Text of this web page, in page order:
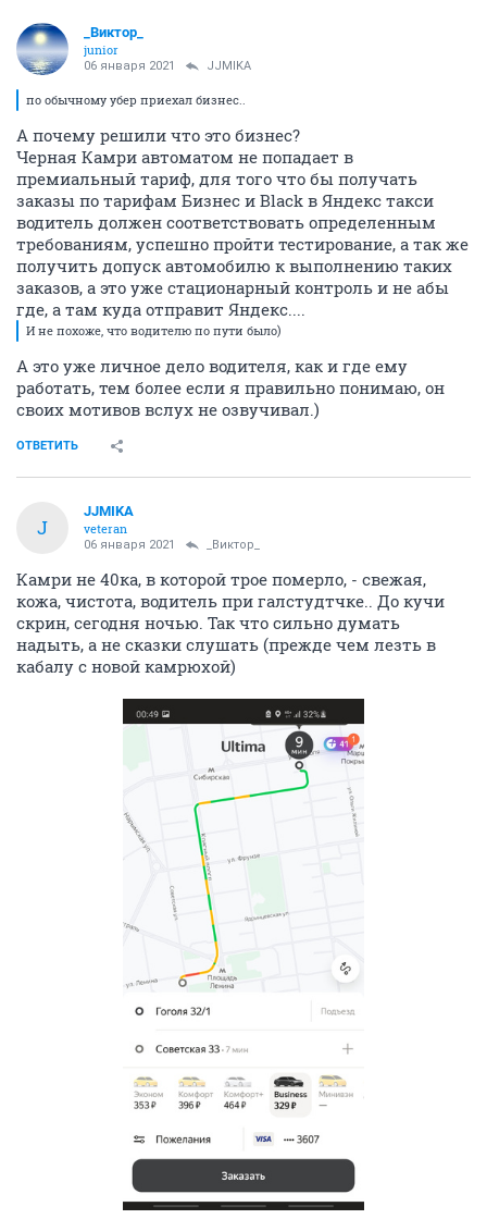
_Виктор_
juniоr
06 января 2021 JJMIKA
по обычному убер приехал бизнес..
А почему решили что это бизнес?
Черная Камри автоматом не попадает в
премиальный тариф, для того что бы получать
заказы по тарифам Бизнес и Black в Яндекс такси
водитель должен соответствовать определенным
требованиям, успешно пройти тестирование, а так же
получить допуск автомобилю к выполнению таких
заказов, а это уже стационарный контроль и не абы
где, а там куда отправит Яндекс....
И не похоже, что водителю по пути было)
А это уже личное дело водителя, как и где ему
работать, тем более если я правильно понимаю, он
своих мотивов вслух не озвучивал.)
ОТВЕТИТЬ
J
JJMIKA
veteran
06 января 2021 _Виктор_
Камри не 40ка, в которой трое померло, - свежая,
кожа, чистота, водитель при галстудтчке.. До кучи
скрин, сегодня ночью. Так что сильно думать
надыть, а не сказки слушать (прежде чем лезть в
кабалу с новой камрюхой)